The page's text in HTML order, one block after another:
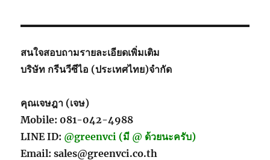
สนใจสอบถามรายละเอียดเพิ่มเติม
บริษัท กรีนวีซีไอ (ประเทศไทย)จำกัด
คุณเจษฎา (เจษ)
Mobile: 081-042-4988
LINE ID: @greenvci (มี @ ด้วยนะครับ)
Email: sales@greenvci.co.th